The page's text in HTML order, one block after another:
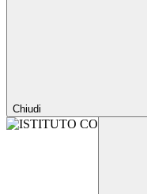
Chiudi